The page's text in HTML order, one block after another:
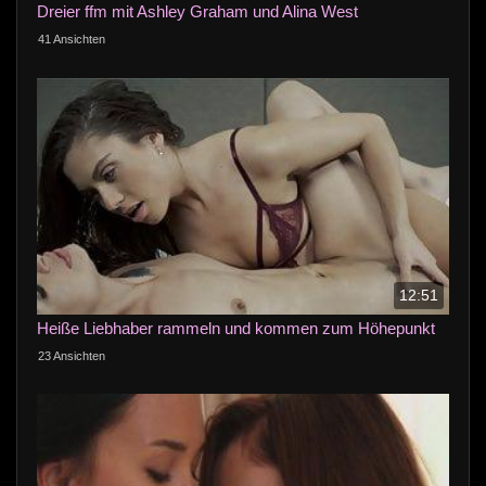
Dreier ffm mit Ashley Graham und Alina West
41 Ansichten
12:51
Heiße Liebhaber rammeln und kommen zum Höhepunkt
23 Ansichten